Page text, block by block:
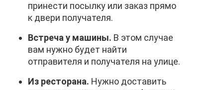
принести посылку или заказ прямо
к двери получателя.
Встреча у машины. В этом случае
вам нужно будет найти
отправителя и получателя на улице.
Из ресторана. Нужно доставить